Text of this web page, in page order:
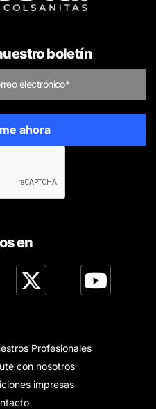
boletín
en
Profesionales
con nosotros
impresas